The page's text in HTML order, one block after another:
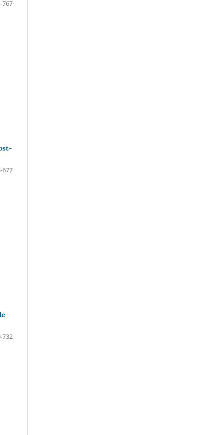
767
677
732